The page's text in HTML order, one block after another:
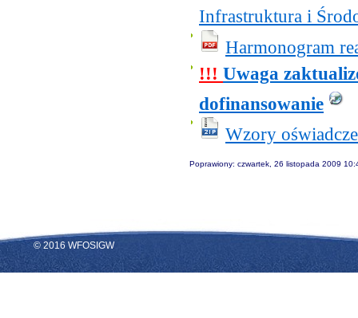
Infrastruktura i
Harmonogram
!!! Uwaga
dofinansowanie
Wzory
Poprawiony: czwartek, 26 listopada 2009
© 2016 WFOSIGW